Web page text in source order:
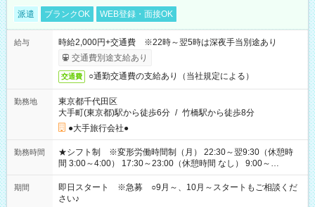
派遣 ブランクOK WEB登録・面接OK
給与
時給2,000円+交通費 ※22時～翌5時は深夜手当別途あり
交通費別途支給あり
交通費 ○通勤交通費の支給あり（当社規定による）
勤務地
東京都千代田区
大手町(東京都)駅から徒歩6分 / 竹橋駅から徒歩8分
●大手旅行会社●
勤務時間
★シフト制 ※変形労働時間制（月） 22:30～翌9:30（休憩時
間 3:00～4:00） 17:30～23:00（休憩時間 なし） 9:00～
17:30（休憩時間 12:00～13:00）⇒基本は研修時のみ（例外あ
り） 他、派遣先の規定による
期間
即日スタート ※急募 ○9月～、10月～スタートもご相談くだ
さい♪